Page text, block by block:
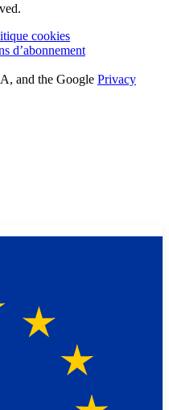
cookies
d’abonnement
and the Google Privacy